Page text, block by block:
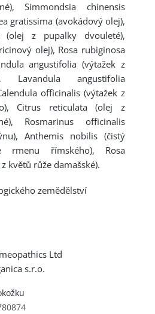
Simmondsia chinensis
gratissima (avokádový olej),
(olej z pupalky dvouleté),
olej), Rosa rubiginosa
angustifolia (výtažek z
Lavandula angustifolia
officinalis (výtažek z
Citrus reticulata (olej z
Rosmarinus officinalis
Anthemis nobilis (čistý
římského), Rosa
květů růže damašské).
zemědělství
Ltd
s.r.o.